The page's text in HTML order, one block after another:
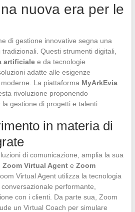
nuova era per le
di gestione innovative segna una
Questi strumenti digitali,
artificialee da tecnologie
adatte alle esigenze
La piattaforma MyArkEvia
rivoluzione proponendo
gestione di progetti e talenti.
in materia di
di comunicazione, amplia la sua
Zoom Virtual Agente Zoom
Virtual Agent utilizza la tecnologia
performante,
con i clienti. Da parte sua, Zoom
un Virtual Coach per simulare